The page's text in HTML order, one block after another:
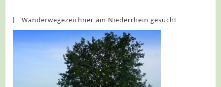
Wanderwegezeichner am Niederrhein gesucht